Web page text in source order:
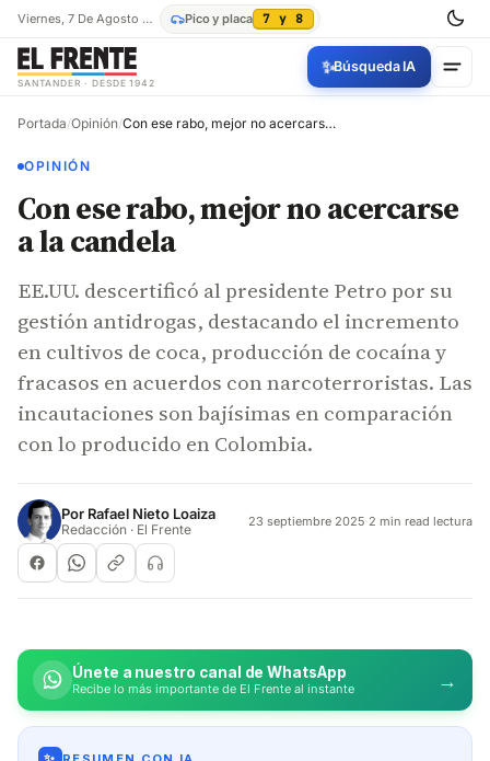
Viernes, 7 De Agosto De 2026 Pico y placa 7 y 8
SANTANDER · DESDE 1942
✨Búsqueda IA
Portada/Opinión/ Con ese rabo, mejor no acercarse a la candela
OPINIÓN
Con ese rabo, mejor no acercarse
a la candela
EE.UU. descertificó al presidente Petro por su
gestión antidrogas, destacando el incremento
en cultivos de coca, producción de cocaína y
fracasos en acuerdos con narcoterroristas. Las
incautaciones son bajísimas en comparación
con lo producido en Colombia.
Por Rafael Nieto Loaiza
Redacción · El Frente 23 septiembre 2025·2 min read lectura
Únete a nuestro canal de WhatsApp
Recibe lo más importante de El Frente al instante →